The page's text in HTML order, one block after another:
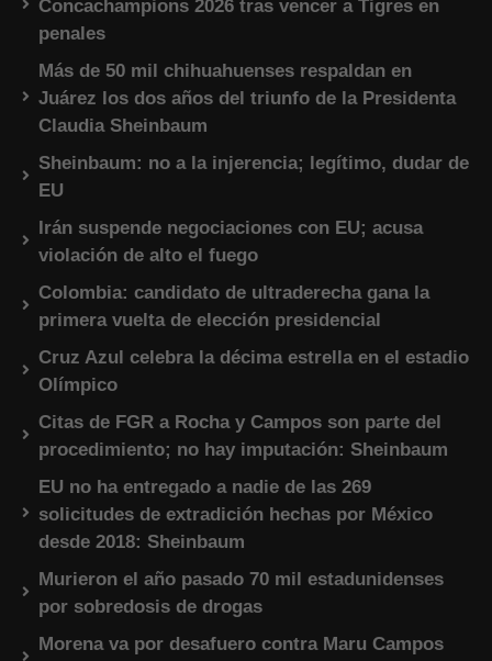
Concachampions 2026 tras vencer a Tigres en
penales
Más de 50 mil chihuahuenses respaldan en
Juárez los dos años del triunfo de la Presidenta
Claudia Sheinbaum
Sheinbaum: no a la injerencia; legítimo, dudar de
EU
Irán suspende negociaciones con EU; acusa
violación de alto el fuego
Colombia: candidato de ultraderecha gana la
primera vuelta de elección presidencial
Cruz Azul celebra la décima estrella en el estadio
Olímpico
Citas de FGR a Rocha y Campos son parte del
procedimiento; no hay imputación: Sheinbaum
EU no ha entregado a nadie de las 269
solicitudes de extradición hechas por México
desde 2018: Sheinbaum
Murieron el año pasado 70 mil estadunidenses
por sobredosis de drogas
Morena va por desafuero contra Maru Campos